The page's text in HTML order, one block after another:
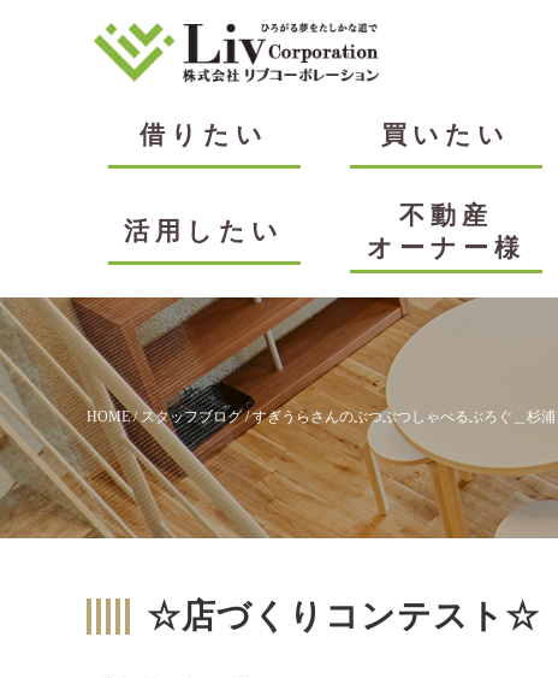
借りたい 買いたい
活用したい
不動産
オーナー様
HOME/スタッフブログ/すぎうらさんのぶつぶつしゃべるぶろぐ＿杉浦
☆店づくりコンテスト☆